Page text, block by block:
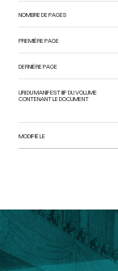
NOMBRE DE PAGES
PREMIÈRE PAGE
DERNIÈRE PAGE
URI DU MANIFEST IIIF DU VOLUME
CONTENANT LE DOCUMENT
MODIFIÉ LE